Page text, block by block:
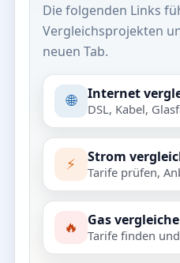
Die folgenden Links
Vergleichsprojekten
neuen Tab.
🌐 Internet
DSL, Kabel,
⚡ Strom
Tarife prüfen,
🔥 Gas
Tarife finden